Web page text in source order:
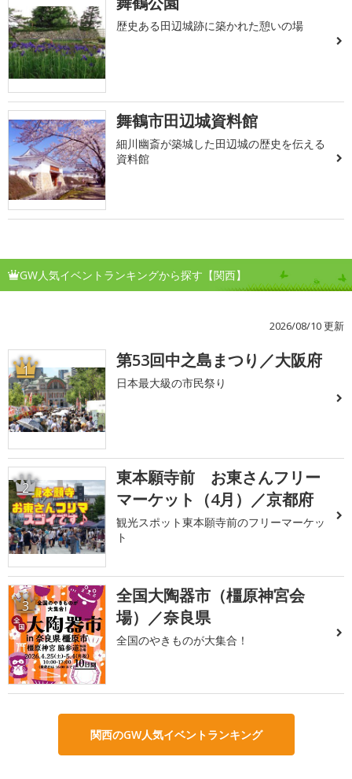
歴史ある田辺城跡に築かれた憩いの場
舞鶴市田辺城資料館
細川幽斎が築城した田辺城の歴史を伝える
資料館
GW人気イベントランキングから探す【関西】
2026/08/10 更新
1 第53回中之島まつり／大阪府
日本最大級の市民祭り
2
東本願寺前 お東さんフリー
マーケット（4月）／京都府
観光スポット東本願寺前のフリーマーケッ
ト
3
全国大陶器市（橿原神宮会
場）／奈良県
全国のやきものが大集合！
関西のGW人気イベントランキング